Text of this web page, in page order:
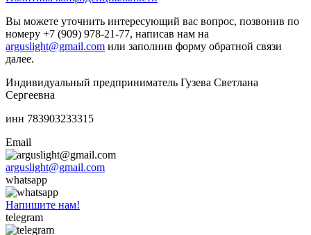
Вы можете уточнить интересующий вас вопрос, позвонив по
номеру +7 (909) 978-21-77, написав нам на
arguslight@gmail.com или заполнив форму обратной связи
далее.
Индивидуальный предприниматель Гузева Светлана
Сергеевна
инн 783903233315
Email
arguslight@gmail.com
whatsapp
Напишите нам!
telegram